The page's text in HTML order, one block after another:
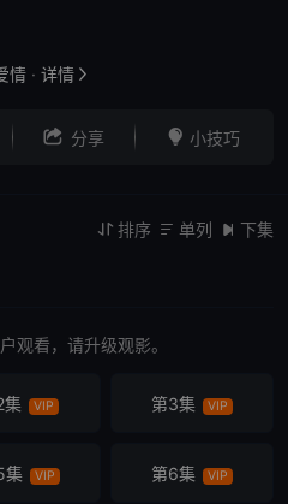
情 · 详情 
 分享  小技巧
 排序  单列  下集
观看，请升级观影。
集 VIP 第3集 VIP
集 VIP 第6集 VIP